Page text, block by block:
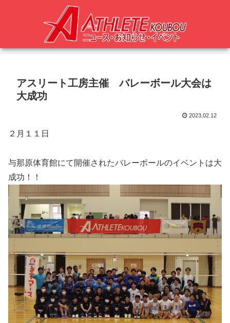
アスリート工房主催 バレーボール大会は
大成功
2023.02.12
２月１１日
与那原体育館にて開催されたバレーボールのイベントは大
成功！！